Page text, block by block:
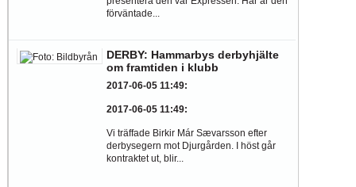
förväntade...
DERBY: Hammarbys derbyhjälte
om framtiden i klubb
2017-06-05 11:49:
2017-06-05 11:49:
Vi träffade Birkir Már Sævarsson efter
derbysegern mot Djurgården. I höst går
kontraktet ut, blir...